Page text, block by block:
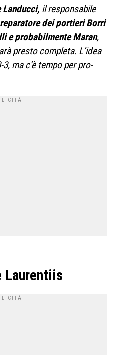
Lan­ducci, il respon­sa­bile
dei por­tieri Borri
e pro­ba­bil­mente Maran,
pre­sto com­pleta. L’idea
ma c’è tempo per pro­
Laurentiis